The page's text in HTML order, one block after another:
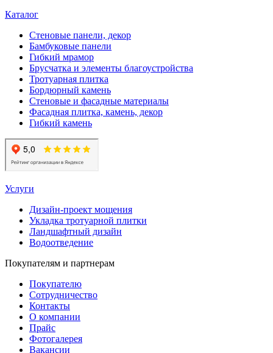
Каталог
Стеновые панели, декор
Бамбуковые панели
Гибкий мрамор
Брусчатка и элементы благоустройства
Тротуарная плитка
Бордюрный камень
Стеновые и фасадные материалы
Фасадная плитка, камень, декор
Гибкий камень
Услуги
Дизайн-проект мощения
Укладка тротуарной плитки
Ландшафтный дизайн
Водоотведение
Покупателям и партнерам
Покупателю
Сотрудничество
Контакты
О компании
Прайс
Фотогалерея
Вакансии